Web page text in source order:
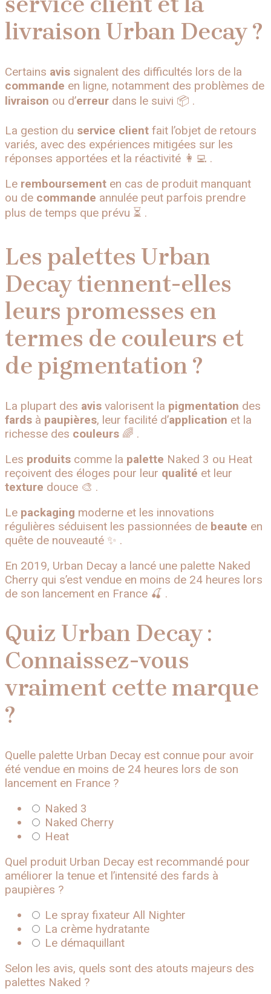
livraison Urban Decay ?
Certains avis signalent des difficultés lors de la
commande en ligne, notamment des problèmes de
livraison ou d’erreur dans le suivi 📦 .
La gestion du service client fait l’objet de retours
variés, avec des expériences mitigées sur les
réponses apportées et la réactivité 👩‍💻 .
Le remboursement en cas de produit manquant
ou de commande annulée peut parfois prendre
plus de temps que prévu ⏳ .
Les palettes Urban
Decay tiennent-elles
leurs promesses en
termes de couleurs et
de pigmentation ?
La plupart des avis valorisent la pigmentation des
fards à paupières, leur facilité d’application et la
richesse des couleurs 🌈 .
Les produits comme la palette Naked 3 ou Heat
reçoivent des éloges pour leur qualité et leur
texture douce 🎨 .
Le packaging moderne et les innovations
régulières séduisent les passionnées de beaute en
quête de nouveauté ✨ .
En 2019, Urban Decay a lancé une palette Naked
Cherry qui s’est vendue en moins de 24 heures lors
de son lancement en France 🍒 .
Quiz Urban Decay :
Connaissez-vous
vraiment cette marque
?
Quelle palette Urban Decay est connue pour avoir
été vendue en moins de 24 heures lors de son
lancement en France ?
Naked 3
Naked Cherry
Heat
Quel produit Urban Decay est recommandé pour
améliorer la tenue et l’intensité des fards à
paupières ?
Le spray fixateur All Nighter
La crème hydratante
Le démaquillant
Selon les avis, quels sont des atouts majeurs des
palettes Naked ?